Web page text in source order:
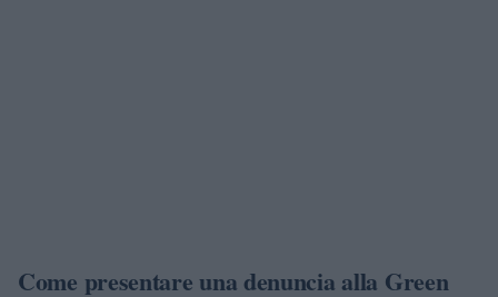
Come presentare una denuncia alla Green